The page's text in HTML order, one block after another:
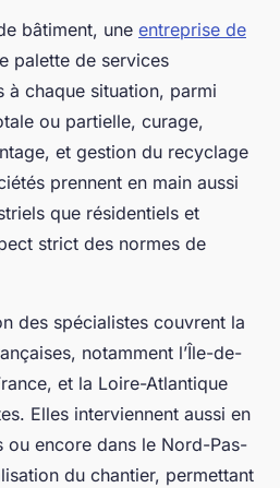
bâtiment, une entreprise de
palette de services
à chaque situation, parmi
ou partielle, curage,
et gestion du recyclage
prennent en main aussi
que résidentiels et
strict des normes de
des spécialistes couvrent la
notamment l’Île-de-
et la Loire-Atlantique
Elles interviennent aussi en
ou encore dans le Nord-Pas-
du chantier, permettant